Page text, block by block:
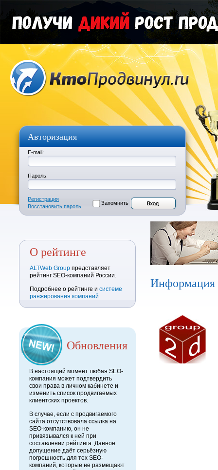
Авторизация
E-mail:
Пароль:
Регистрация
Восстановить пароль
Запомнить
О рейтинге
ALTWeb Group представляет
рейтинг SEO-компаний России.
Подробнее о рейтинге и системе
ранжирования компаний.
Обновления
В настоящий момент любая SEO-
компания может подтвердить
свои права в личном кабинете и
изменить список продвигаемых
клиентских проектов.
В случае, если с продвигаемого
сайта отсутствовала ссылка на
SEO-компанию, он не
привязывался к ней при
составлении рейтинга. Данное
допущение даёт серьёзную
погрешность для тех SEO-
компаний, которые не размещают
Информация